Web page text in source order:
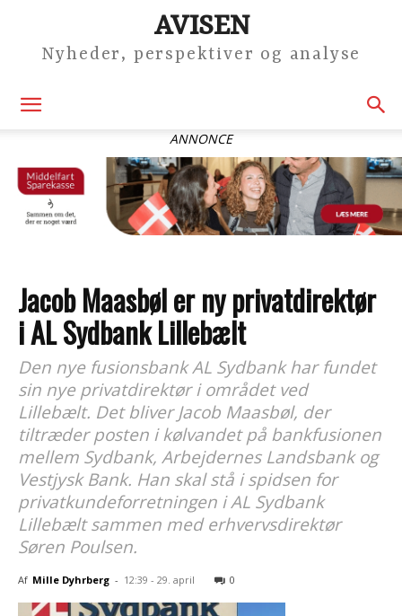
AVISEN
Nyheder, perspektiver og analyse
ANNONCE
Jacob Maasbøl er ny privatdirektør
i AL Sydbank Lillebælt
Den nye fusionsbank AL Sydbank har fundet
sin nye privatdirektør i området ved
Lillebælt. Det bliver Jacob Maasbøl, der
tiltræder posten i kølvandet på bankfusionen
mellem Sydbank, Arbejdernes Landsbank og
Vestjysk Bank. Han skal stå i spidsen for
privatkundeforretningen i AL Sydbank
Lillebælt sammen med erhvervsdirektør
Søren Poulsen.
Af Mille Dyhrberg - 12:39 - 29. april 0